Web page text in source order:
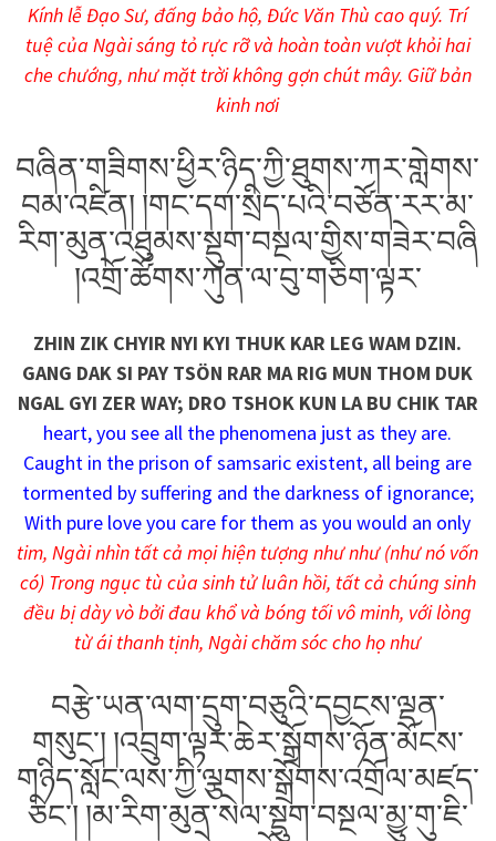
Kính lễ Đạo Sư, đấng bảo hộ, Đức Văn Thù cao quý. Trí
tuệ của Ngài sáng tỏ rực rỡ và hoàn toàn vượt khỏi hai
che chướng, như mặt trời không gợn chút mây. Giữ bản
kinh nơi
བཞིན་གཟིགས་ཕྱིར་ཉིད་ཀྱི་ཐུགས་ཀར་གླེགས་
བམ་འཛིན། །གང་དག་སྲིད་པའི་བཙོན་རར་མ་
རིག་མུན་འཐུམས་སྡུག་བསྔལ་གྱིས་གཟེར་བཞི
།འགྲོ་ཚོགས་ཀུན་ལ་བུ་གཅིག་ལྟར་
ZHIN ZIK CHYIR NYI KYI THUK KAR LEG WAM DZIN.
GANG DAK SI PAY TSÖN RAR MA RIG MUN THOM DUK
NGAL GYI ZER WAY; DRO TSHOK KUN LA BU CHIK TAR
heart, you see all the phenomena just as they are.
Caught in the prison of samsaric existent, all being are
tormented by suffering and the darkness of ignorance;
With pure love you care for them as you would an only
tim, Ngài nhìn tất cả mọi hiện tượng như như (như nó vốn
có) Trong ngục tù của sinh tử luân hồi, tất cả chúng sinh
đều bị dày vò bởi đau khổ và bóng tối vô minh, với lòng
từ ái thanh tịnh, Ngài chăm sóc cho họ như
བརྩེ་ཡན་ལག་དྲུག་བཅུའི་དབྱངས་ལྡན་
གསུང༌། །འབྲུག་ལྟར་ཆེར་སྒྲོགས་ཉོན་མོངས་
གཉིད་སློང་ལས་ཀྱི་ལྕགས་སྒྲོགས་འགྲོལ་མཛད་
ཅིང༌། །མ་རིག་མུན་སེལ་སྡུག་བསྔལ་མྱུ་གུ་ཇི་